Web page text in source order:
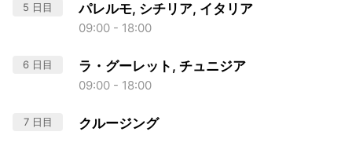
5 日目 パレルモ, シチリア, イタリア
09:00 - 18:00
6 日目 ラ・グーレット, チュニジア
09:00 - 18:00
7 日目 クルージング